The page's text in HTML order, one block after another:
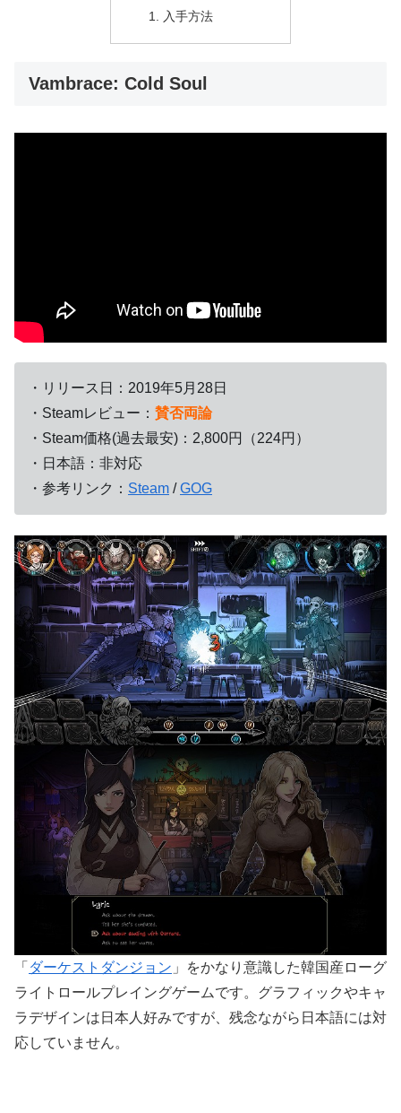
入手方法
Vambrace: Cold Soul
・リリース日：2019年5月28日
・Steamレビュー： 賛否両論
・Steam価格(過去最安)：2,800円（224円）
・日本語：非対応
・参考リンク： Steam /GOG
「 ダーケストダンジョン 」をかなり意識した韓国産ローグ
ライトロールプレイングゲームです。 グラフィックやキャ
ラデザインは日本人好みですが、残念ながら日本語には対
応していません。